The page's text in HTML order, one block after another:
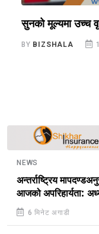
सुनको मूल्यमा उच्च
BY BIZSHALA
NEWS
अन्तर्राष्ट्रिय
आजको अपरिहार्यता:
6 मिनेट अगाडी